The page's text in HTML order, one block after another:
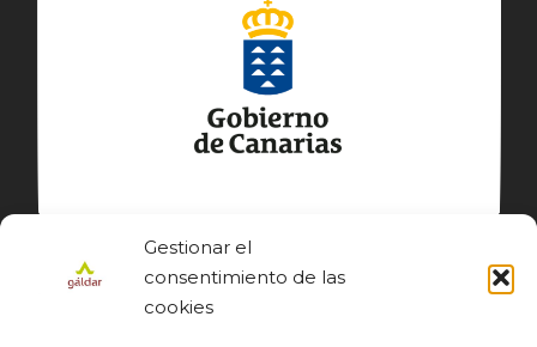
Gestionar el
consentimiento de las
cookies